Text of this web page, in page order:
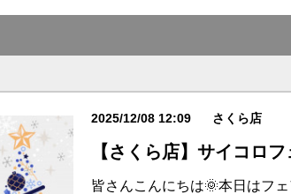
2025/12/08 12:09 さくら店
【さくら店】サイコロ
皆さんこんにちは🌞本日は